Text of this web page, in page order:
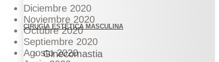
CIRUGÍA ESTÉTICA MASCULINA
Ginecomastia
Diciembre 2020
Noviembre 2020
Octubre 2020
Septiembre 2020
Agosto 2020